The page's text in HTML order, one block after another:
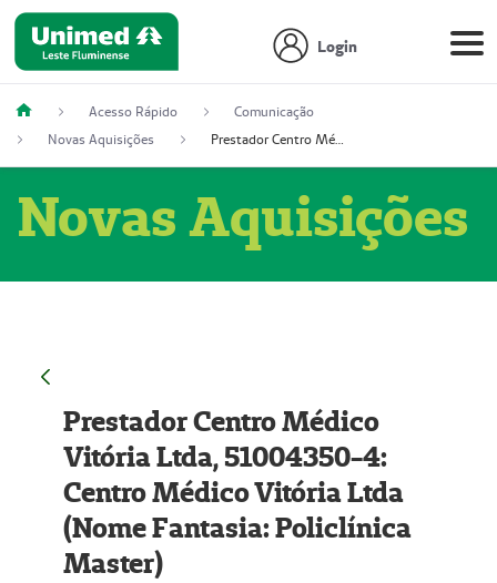
Login
Acesso Rápido
Comunicação
Novas Aquisições
Prestador Centro Médico Vitória Ltda, 51004350-4: Centro Médico Vitória Ltda (Nome Fantasia: Policlínica Master)
Novas Aquisições
Prestador Centro Médico
Vitória Ltda, 51004350-4:
Centro Médico Vitória Ltda
(Nome Fantasia: Policlínica
Master)